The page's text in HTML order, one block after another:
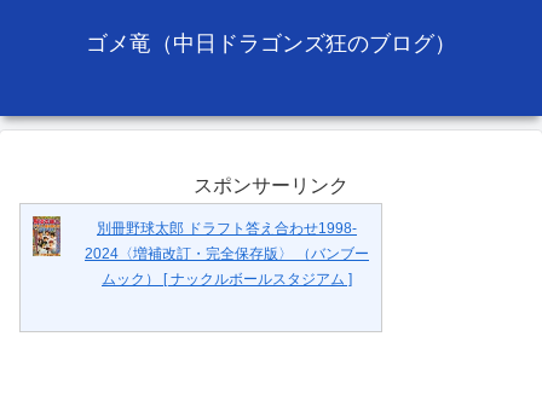
ゴメ竜（中日ドラゴンズ狂のブログ）
スポンサーリンク
別冊野球太郎 ドラフト答え合わせ1998-
2024〈増補改訂・完全保存版〉 （バンブー
ムック） [ ナックルボールスタジアム ]